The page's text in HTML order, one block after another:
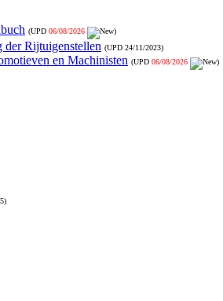
(UPD 06/08/2026 )
der Rijtuigenstellen (UPD 24/11/2023)
en Machinisten (UPD 06/08/2026 )
)